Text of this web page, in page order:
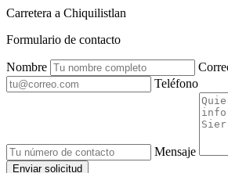
Carretera a Chiquilistlan
Formulario de contacto
Nombre
Teléfono
Mensaje
Enviar solicitud